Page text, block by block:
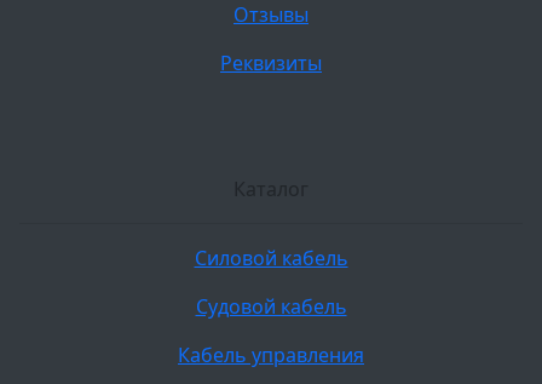
Отзывы
Реквизиты
Каталог
Силовой кабель
Судовой кабель
Кабель управления